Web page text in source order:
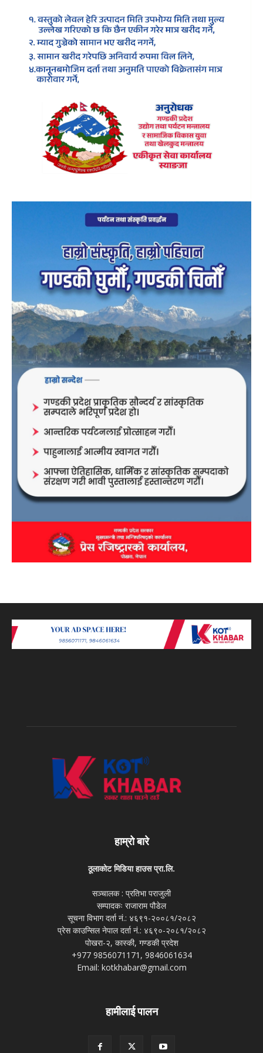
हाम्रो बारे
ठूलाकोट मिडिया हाउस प्रा.लि.
सञ्चालक : प्रतिभा पराजुली
सम्पादकः राजाराम पौडेल
सूचना विभाग दर्ता नं.: ४६९१-२००८१/२०८२
प्रेस काउन्सिल नेपाल दर्ता नं.: ४६९०-२०८१/२०८२
पोखरा-२, कास्की, गण्डकी प्रदेश
+977 9856071171, 9846061634
Email: kotkhabar@gmail.com
हामीलाई पालन